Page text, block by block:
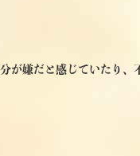
が嫌だと感じていたり、